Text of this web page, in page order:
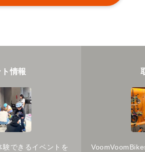
情報
できるイベントを